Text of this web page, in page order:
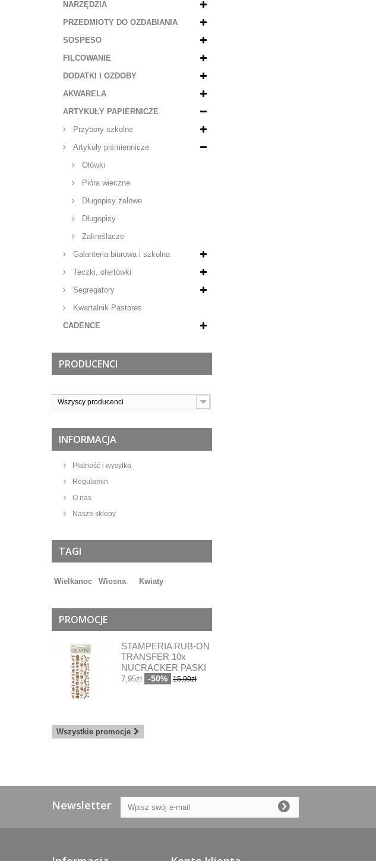
NARZĘDZIA
PRZEDMIOTY DO OZDABIANIA
SOSPESO
FILCOWANIE
DODATKI I OZDOBY
AKWARELA
ARTYKUŁY PAPIERNICZE
Przybory szkolne
Artykuły piśmiennicze
Ołówki
Pióra wieczne
Długopisy żelowe
Długopisy
Zakreślacze
Galanteria biurowa i szkolna
Teczki, ofertówki
Segregatory
Kwartalnik Pastores
CADENCE
PRODUCENCI
Wszyscy producenci
INFORMACJA
Płatność i wysyłka
Regulamin
O nas
Nasze sklepy
TAGI
Wielkanoc Wiosna Kwiaty
PROMOCJE
STAMPERIA RUB-ON
TRANSFER 10x
NUCRACKER PASKI
7,95zł -50% 15,90zł
Wszystkie promocje
Newsletter